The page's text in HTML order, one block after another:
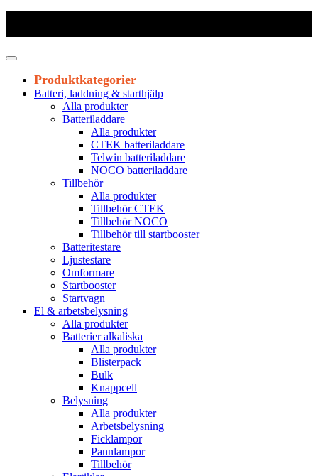
Produktkategorier
Batteri, laddning & starthjälp
Alla produkter
Batteriladdare
Alla produkter
CTEK batteriladdare
Telwin batteriladdare
NOCO batteriladdare
Tillbehör
Alla produkter
Tillbehör CTEK
Tillbehör NOCO
Tillbehör till startbooster
Batteritestare
Ljustestare
Omformare
Startbooster
Startvagn
El & arbetsbelysning
Alla produkter
Batterier alkaliska
Alla produkter
Blisterpack
Bulk
Knappcell
Belysning
Alla produkter
Arbetsbelysning
Ficklampor
Pannlampor
Tillbehör